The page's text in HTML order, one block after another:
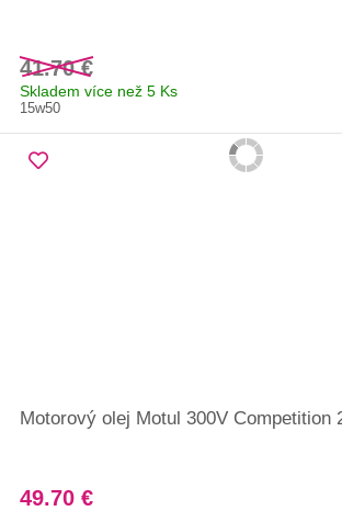
41.70 €
Skladem více než 5 Ks
15w50
Motorový olej Motul 300V Competition
49.70 €